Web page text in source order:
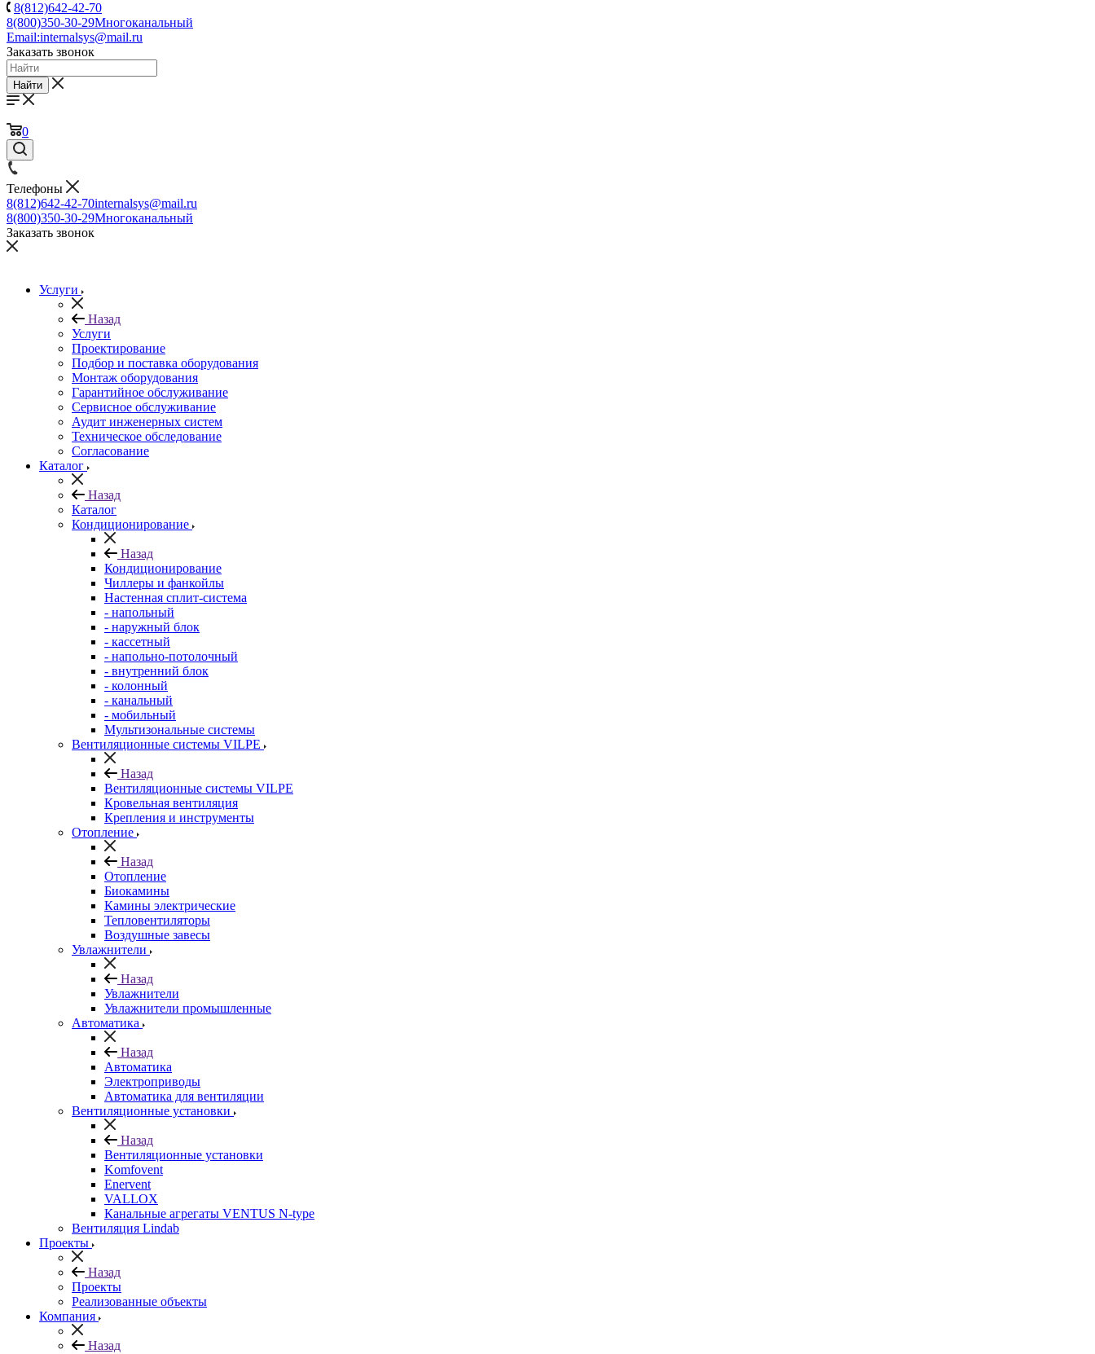
8(812)642-42-70
8(800)350-30-29Многоканальный
Email:internalsys@mail.ru
Заказать звонок
Найти
0
Телефоны
8(812)642-42-70internalsys@mail.ru
8(800)350-30-29Многоканальный
Заказать звонок
Услуги
Назад
Услуги
Проектирование
Подбор и поставка оборудования
Монтаж оборудования
Гарантийное обслуживание
Сервисное обслуживание
Аудит инженерных систем
Техническое обследование
Согласование
Каталог
Назад
Каталог
Кондиционирование
Назад
Кондиционирование
Чиллеры и фанкойлы
Настенная сплит-система
- напольный
- наружный блок
- кассетный
- напольно-потолочный
- внутренний блок
- колонный
- канальный
- мобильный
Мультизональные системы
Вентиляционные системы VILPE
Назад
Вентиляционные системы VILPE
Кровельная вентиляция
Крепления и инструменты
Отопление
Назад
Отопление
Биокамины
Камины электрические
Тепловентиляторы
Воздушные завесы
Увлажнители
Назад
Увлажнители
Увлажнители промышленные
Автоматика
Назад
Автоматика
Электроприводы
Автоматика для вентиляции
Вентиляционные установки
Назад
Вентиляционные установки
Komfovent
Enervent
VALLOX
Канальные агрегаты VENTUS N-type
Вентиляция Lindab
Проекты
Назад
Проекты
Реализованные объекты
Компания
Назад